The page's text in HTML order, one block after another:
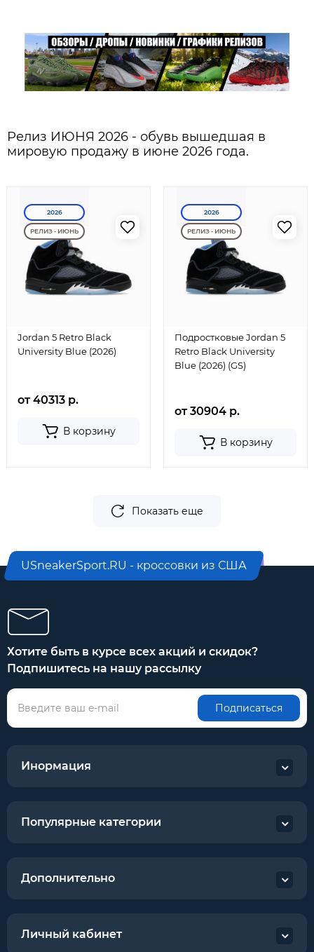
Релиз ИЮНЯ 2026 - обувь вышедшая в
мировую продажу в июне 2026 года.
2026
РЕЛИЗ - ИЮНЬ
Jordan 5 Retro Black
University Blue (2026)
от 40313 р.
В корзину
2026
РЕЛИЗ - ИЮНЬ
Подростковые Jordan 5
Retro Black University
Blue (2026) (GS)
от 30904 р.
В корзину
Показать еще
USneakerSport.RU - кроссовки из США
Хотите быть в курсе всех акций и скидок?
Подпишитесь на нашу рассылку
Подписаться
Инормация
Популярные категории
Дополнительно
Личный кабинет